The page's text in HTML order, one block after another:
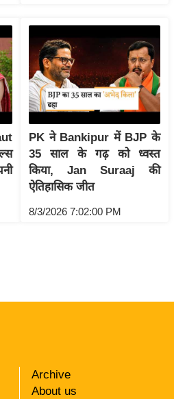
PK ने Bankipur में BJP के
35 साल के गढ़ को ध्वस्त
किया, Jan Suraaj की
ऐतिहासिक जीत
8/3/2026 7:02:00 PM
Archive
About us